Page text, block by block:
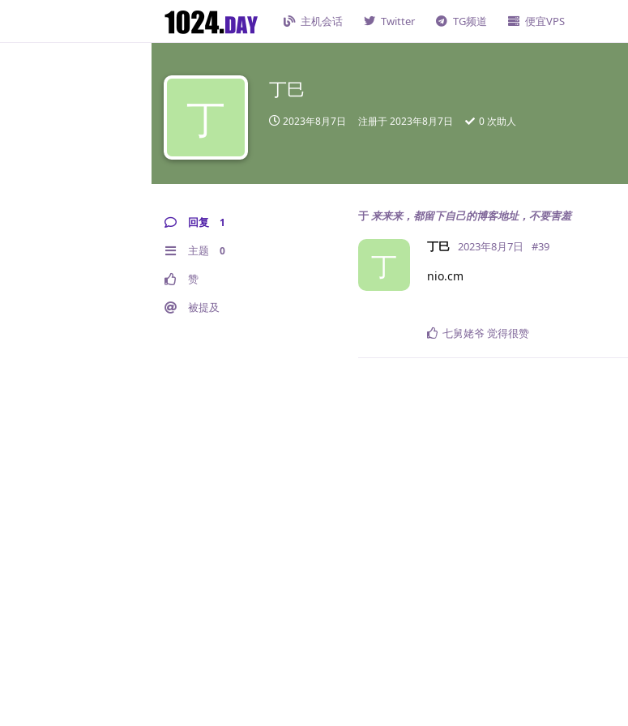
主机会话 Twitter TG频道 便宜VPS
丁
丁巳
2023年8月7日 注册于2023年8月7日 0 次助人
回复 1
主题 0
赞
被提及
于来来来，都留下自己的博客地址，不要害羞
丁
丁巳 2023年8月7日 #39
nio.cm
七舅姥爷 觉得很赞